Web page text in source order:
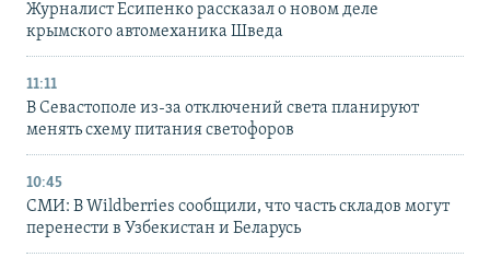
Журналист Есипенко рассказал о новом деле
крымского автомеханика Шведа
11:11
В Севастополе из-за отключений света планируют
менять схему питания светофоров
10:45
СМИ: В Wildberries сообщили, что часть складов могут
перенести в Узбекистан и Беларусь